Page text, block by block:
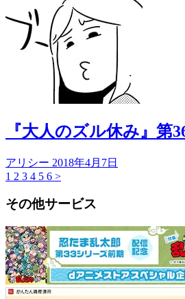
『大人のズル休み』第
アリシー 2018年4月7日
1 2 3 4 5 6 >
その他サービス